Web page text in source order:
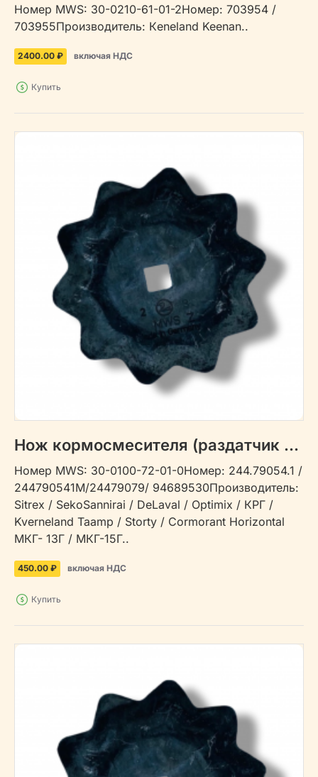
Номер MWS: 30-0210-61-01-2Номер: 703954 /
703955Производитель: Кeneland Keenan..
2400.00 ₽ включая НДС
Купить
Нож кормосмесителя (раздатчик кормов) 30-0100-72-01-0
Номер MWS: 30-0100-72-01-0Номер: 244.79054.1 /
244790541М/24479079/ 94689530Производитель:
Sitrex / SekoSannirai / DeLaval / Optimix / КРГ /
Kverneland Taamp / Storty / Cormorant Horizontal
МКГ- 13Г / МКГ-15Г..
450.00 ₽ включая НДС
Купить